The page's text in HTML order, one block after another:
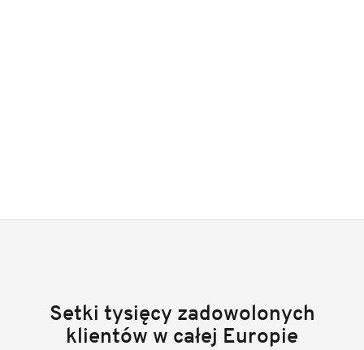
Setki tysięcy zadowolonych
klientów w całej Europie